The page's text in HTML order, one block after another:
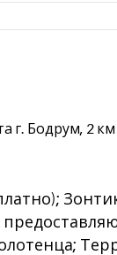
г. Бодрум, 2